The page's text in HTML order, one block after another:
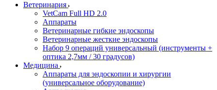
Ветеринария
VetCam Full HD 2.0
Аппараты
Ветеринарные гибкие эндоскопы
Ветеринарные жесткие эндоскопы
Набор 9 операций универсальный (инструменты +
оптика 2,7мм / 30 градусов)
Медицина
Аппараты для эндоскопии и хирургии
(универсальное оборудование)